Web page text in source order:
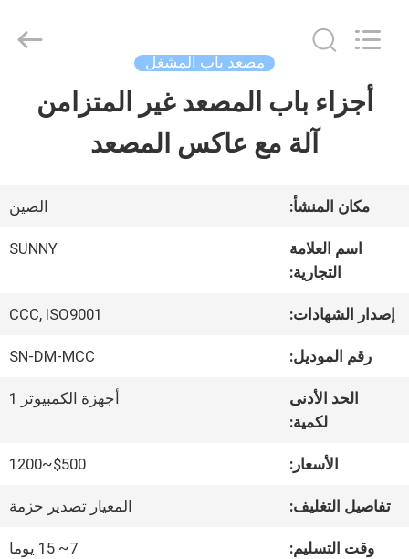
أشرطة
معلومات
في
المعمل
SUNNY
مصعد باب المشغل
أجزاء باب المصعد غير المتزامن
آلة مع عاكس المصعد
مكان المنشأ: الصين
اسم العلامة
التجارية:
SUNNY
إصدار الشهادات: CCC, ISO9001
رقم الموديل: SN-DM-MCC
الحد الأدنى
لكمية:
أجهزة الكمبيوتر 1
الأسعار: $500~1200
تفاصيل التغليف: المعيار تصدير حزمة
وقت التسليم: 7~ 15 يوما